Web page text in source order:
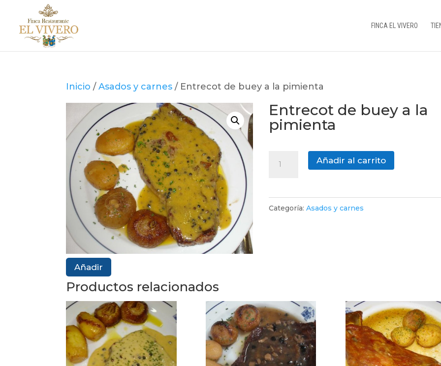
FINCA EL VIVERO
Inicio /Asados y carnes / Entrecot de buey a la pimienta
Entrecot de buey a la
pimienta
Añadir al carrito
Categoría:Asados y carnes
Añadir
Productos relacionados